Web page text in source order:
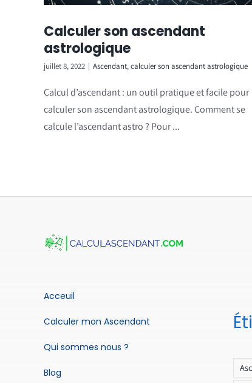
Calculer son ascendant
astrologique
juillet 8, 2022 | Ascendant,calculer son ascendant astrologique
Calcul d’ascendant : un outil pratique et facile pour
calculer son ascendant astrologique. Comment se
calcule l’ascendant astro ? Pour ...
Acceuil
Calculer mon Ascendant
Qui sommes nous ?
Blog